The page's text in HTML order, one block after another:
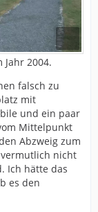
2004.
falsch zu
mit
und ein paar
Mittelpunkt
Abzweig zum
nicht
Ich hätte das
es den